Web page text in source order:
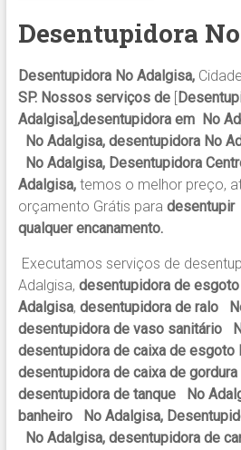
Desentupidora
Desentupidora No Adalgisa,
SP. Nossos serviços de[
Adalgisa],desentupidora em No
No Adalgisa, desentupidora No
No Adalgisa, Desentupidora
Adalgisa, temos o melhor preço,
orçamento Grátis para desentupir
qualquer encanamento.
Executamos serviços de
Adalgisa, desentupidora de
Adalgisa, desentupidora de ralo
desentupidora de vaso sanitário
desentupidora de caixa de esgoto
desentupidora de caixa de
desentupidora de tanque No
banheiro No Adalgisa,
No Adalgisa, desentupidora de